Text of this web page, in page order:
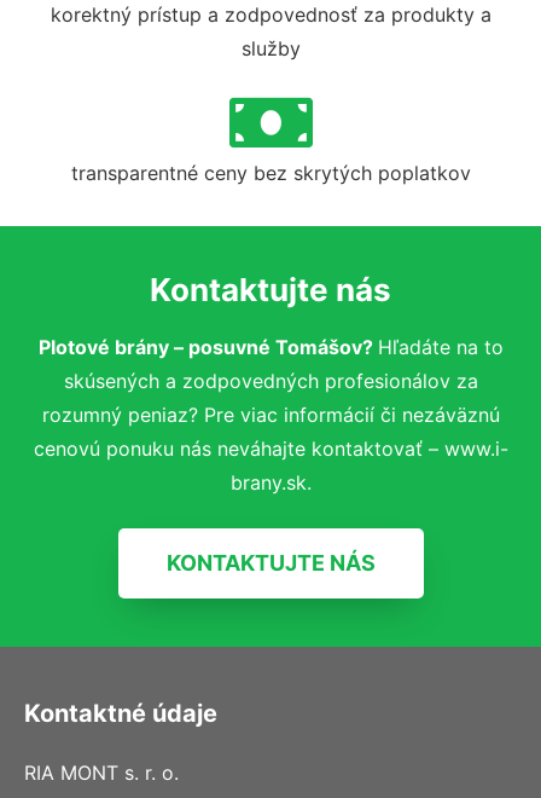
korektný prístup a zodpovednosť za produkty a
služby
transparentné ceny bez skrytých poplatkov
Kontaktujte nás
Plotové brány – posuvné Tomášov? Hľadáte na to
skúsených a zodpovedných profesionálov za
rozumný peniaz? Pre viac informácií či nezáväznú
cenovú ponuku nás neváhajte kontaktovať – www.i-
brany.sk.
KONTAKTUJTE NÁS
Kontaktné údaje
RIA MONT s. r. o.